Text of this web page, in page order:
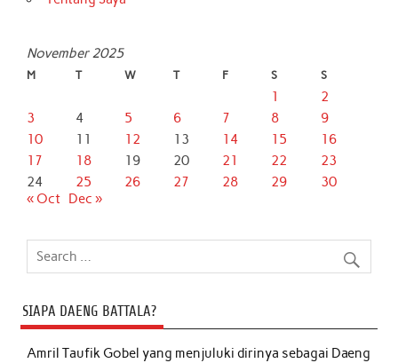
November 2025
M T W T F S S
1
2
3
4 5 6 7 8
9
10
11 12 13 14 15
16
17
18 19 20 21 22
23
24
25 26 27 28 29
30
« Oct Dec »
SIAPA DAENG BATTALA?
Amril Taufik Gobelyang menjuluki dirinya sebagai Daeng